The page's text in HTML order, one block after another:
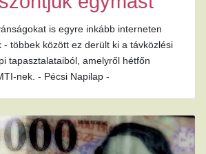
is egyre inkább interneten
- többek között ez derült ki a távközlési
tapasztalataiból, amelyről hétfőn
nek. - Pécsi Napilap -